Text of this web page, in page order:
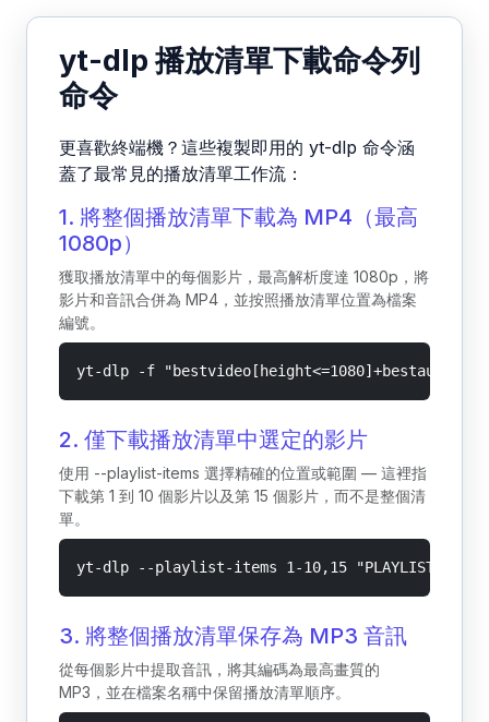
yt-dlp 播放清單下載命令列
命令
更喜歡終端機？這些複製即用的 yt-dlp 命令涵
蓋了最常見的播放清單工作流：
1. 將整個播放清單下載為 MP4（最高
1080p）
獲取播放清單中的每個影片，最高解析度達 1080p，將
影片和音訊合併為 MP4，並按照播放清單位置為檔案
編號。
yt-dlp -f "bestvideo[height<=1080]+bestaudio/
2. 僅下載播放清單中選定的影片
使用 --playlist-items 選擇精確的位置或範圍 — 這裡指
下載第 1 到 10 個影片以及第 15 個影片，而不是整個清
單。
yt-dlp --playlist-items 1-10,15 "PLAYLIST_URL"
3. 將整個播放清單保存為 MP3 音訊
從每個影片中提取音訊，將其編碼為最高畫質的
MP3，並在檔案名稱中保留播放清單順序。